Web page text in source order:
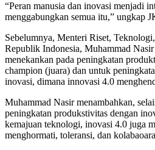
“Peran manusia dan inovasi menjadi
menggabungkan semua itu,” ungkap
Sebelumnya, Menteri Riset,
Republik Indonesia, Muhammad
menekankan pada peningkatan
champion (juara) dan untuk
inovasi, dimana innovasi 4.0
Muhammad Nasir menambahkan,
peningkatan produkstivitas dengan
kemajuan teknologi, inovasi 4.0 juga
menghormati, toleransi, dan